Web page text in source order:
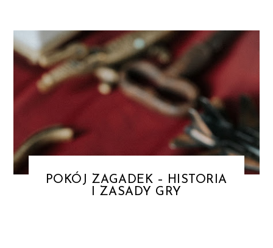
POKÓJ ZAGADEK – HISTORIA
I ZASADY GRY